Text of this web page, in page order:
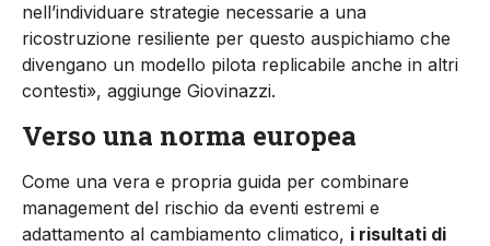
nell’individuare strategie necessarie a una
ricostruzione resiliente per questo auspichiamo che
divengano un modello pilota replicabile anche in altri
contesti», aggiunge Giovinazzi.
Verso una norma europea
Come una vera e propria guida per combinare
management del rischio da eventi estremi e
adattamento al cambiamento climatico, i risultati di